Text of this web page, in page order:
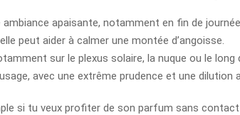
apaisante, notamment en fin de journée.
peut aider à calmer une montée d’angoisse.
sur le plexus solaire, la nuque ou le long
avec une extrême prudence et une dilution
si tu veux profiter de son parfum sans